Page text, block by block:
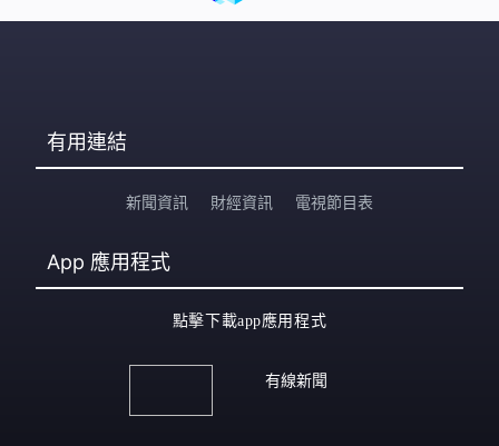
有用連結
新聞資訊 財經資訊 電視節目表
App 應用程式
點擊下載app應用程式
有線新聞